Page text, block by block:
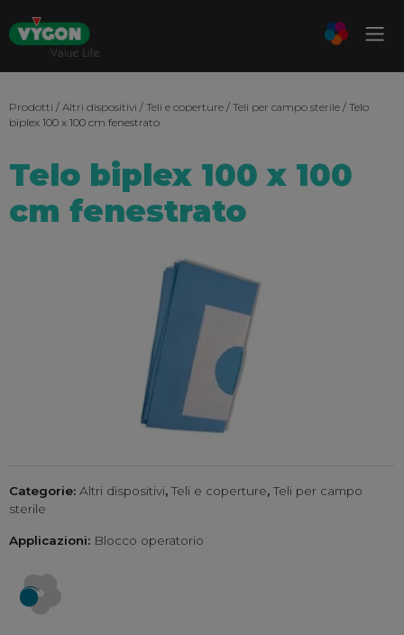
Prodotti / Altri dispositivi / Teli e coperture / Teli per campo sterile / Telo
biplex 100 x 100 cm fenestrato
Telo biplex 100 x 100
cm fenestrato
Categorie: Altri dispositivi, Teli e coperture, Teli per campo
sterile
Applicazioni: Blocco operatorio